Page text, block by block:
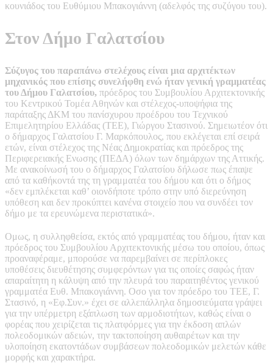
κουνιάδος του Ευθύμιου Μπακογιάννη (αδελφός της συζύγου του).
Στον Δήμο Γαλατσίου
Σύζυγος του παραπάνω στελέχους είναι μια αρχιτέκτων
μηχανικός που επίσης συνελήφθη ενώ ήταν γενική γραμματέας
του Δήμου Γαλατσίου, πρόεδρος του Συμβουλίου Αρχιτεκτονικής
του Κεντρικού Τομέα Αθηνών και στέλεχος-υποψήφια της
παράταξης ΔΚΜ του πανίσχυρου προέδρου του Τεχνικού
Επιμελητηρίου Ελλάδας (ΤΕΕ), Γιώργου Στασινού. Σημειωτέον ότι
ο δήμαρχος Γαλατσίου Γ. Μαρκόπουλος, που εκλέγεται επί σειρά
ετών, είναι στέλεχος της Νέας Δημοκρατίας και πρόεδρος της
Περιφερειακής Ενωσης (ΠΕΔΑ) όλων των δημάρχων της Αττικής.
Με ανακοίνωσή του ο δήμαρχος Γαλατσίου δήλωσε πως έπαψε
από τα καθήκοντά της τη γραμματέα του δήμου και ότι ο δήμος
«δεν εμπλέκεται καθ’ οιονδήποτε τρόπο στην υπό διερεύνηση
υπόθεση και δεν προκύπτει κανένα στοιχείο που να συνδέει τον
δήμο με τα ερευνώμενα περιστατικά».
Ομως, η συλληφθείσα, εκτός από γραμματέας του δήμου, ήταν και
πρόεδρος του Συμβουλίου Αρχιτεκτονικής μέσω του οποίου, όπως
προαναφέραμε, μπορούσε να παρεμβαίνει σε περίπλοκες
υποθέσεις διευθέτησης συμφερόντων για τις οποίες σαφώς ήταν
απαραίτητη η κάλυψη από την πλευρά του παραιτηθέντος γενικού
γραμματέα Ευθ. Μπακογιάννη. Οσο για τον πρόεδρο του ΤΕΕ, Γ.
Στασινό, η «Εφ.Συν.» έχει σε αλλεπάλληλα δημοσιεύματα γράψει
για την υπέρμετρη εξάπλωση των αρμοδιοτήτων, καθώς είναι ο
φορέας που χειρίζεται τις πλατφόρμες για την έκδοση απλών
πολεοδομικών αδειών, την τακτοποίηση αυθαιρέτων και την
υλοποίηση εκατοντάδων συμβάσεων πολεοδομικών μελετών κάθε
μορφής και χαρακτήρα.